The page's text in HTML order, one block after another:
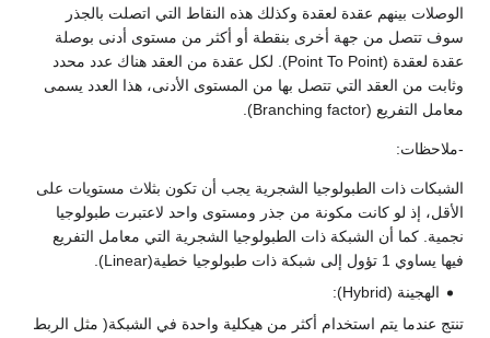
الوصلات بينهم عقدة لعقدة وكذلك هذه النقاط التي اتصلت بالجذر
سوف تتصل من جهة أخرى بنقطة أو أكثر من مستوى أدنى بوصلة
عقدة لعقدة (Point To Point). لكل عقدة من العقد هناك عدد محدد
وثابت من العقد التي تتصل بها من المستوى الأدنى، هذا العدد يسمى
معامل التفريع (Branching factor).
-ملاحظات:
الشبكات ذات الطبولوجيا الشجرية يجب أن تكون بثلاث مستويات على
الأقل، إذ لو كانت مكونة من جذر ومستوى واحد لاعتبرت طبولوجيا
نجمية. كما أن الشبكة ذات الطبولوجيا الشجرية التي معامل التفريع
فيها يساوي 1 تؤول إلى شبكة ذات طبولوجيا خطية(Linear).
الهجينة (Hybrid):
تنتج عندما يتم استخدام أكثر من هيكلية واحدة في الشبكة( مثل الربط